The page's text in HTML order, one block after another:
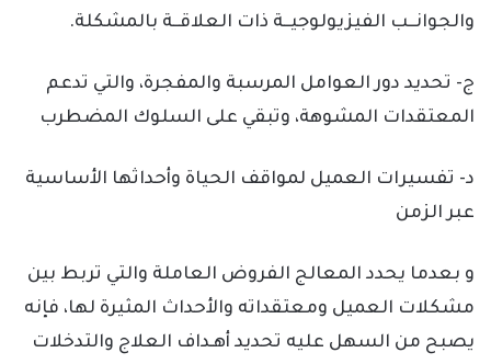
والجوانــب الفيزيولوجيــة ذات العلاقــة بالمشكلة.
ج- تحديد دور العوامل المرسبة والمفجرة، والتي تدعم
المعتقدات المشوهة، وتبقي على السلوك المضطرب
د- تفسيرات العميل لمواقف الحياة وأحداثها الأساسية
عبر الزمن
و بعدما يحدد المعالج الفروض العاملة والتي تربط بين
مشكلات العميل ومعتقداته والأحداث المثيرة لها، فإنه
يصبح من السهل عليه تحديد أهـداف العلاج والتدخلات